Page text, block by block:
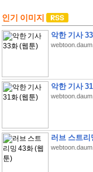
인기 이미지
악한 기사
악한 기사
러브 스트리